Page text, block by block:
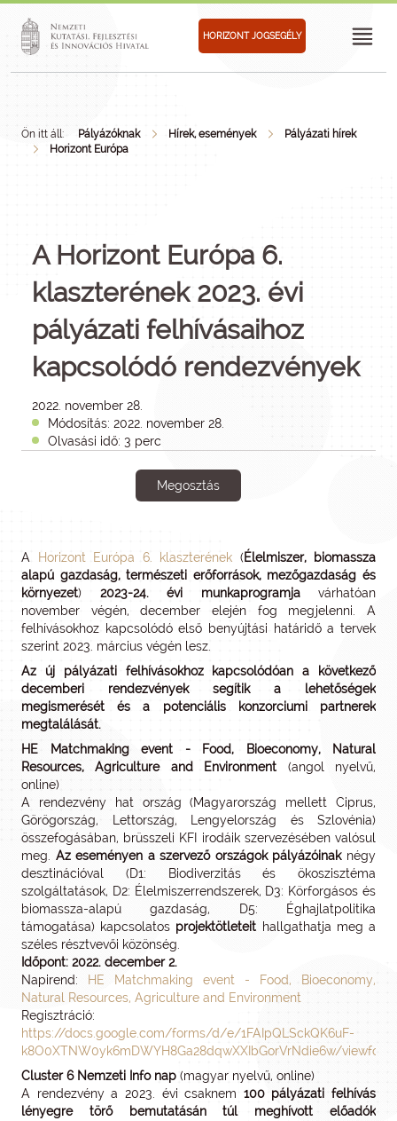
HORIZONT JOGSEGÉLY
Ön itt áll: Pályázóknak Hírek, események
Pályázati hírek
Horizont Európa
A Horizont Európa 6.
klaszterének 2023. évi
pályázati felhívásaihoz
kapcsolódó rendezvények
2022. november 28.
Módosítás: 2022. november 28.
Olvasási idő: 3 perc
Megosztás
A Horizont Európa 6. klaszterének (Élelmiszer, biomassza
alapú gazdaság, természeti erőforrások, mezőgazdaság és
környezet) 2023-24. évi munkaprogramjavárhatóan
november végén, december elején fog megjelenni. A
felhívásokhoz kapcsolódó első benyújtási határidő a tervek
szerint 2023. március végén lesz.
Az új pályázati felhívásokhoz kapcsolódóan a következő
decemberi rendezvények segítik a lehetőségek
megismerését és a potenciális konzorciumi partnerek
megtalálását.
HE Matchmaking event - Food, Bioeconomy, Natural
Resources, Agriculture and Environment (angol nyelvű,
online)
A rendezvény hat ország (Magyarország mellett Ciprus,
Görögország, Lettország, Lengyelország és Szlovénia)
összefogásában, brüsszeli KFI irodáik szervezésében valósul
meg. Az eseményen a szervező országok pályázóinaknégy
desztinációval (D1: Biodiverzitás és ökoszisztéma
szolgáltatások, D2: Élelmiszerrendszerek, D3: Körforgásos és
biomassza-alapú gazdaság, D5: Éghajlatpolitika
támogatása) kapcsolatos projektötleteit hallgathatja meg a
széles résztvevői közönség.
Időpont: 2022. december 2.
Napirend:
HE Matchmaking event - Food, Bioeconomy,
Natural Resources, Agriculture and Environment
Regisztráció:
https://docs.google.com/forms/d/e/1FAIpQLSckQK6uF-
k8O0XTNW0yk6mDWYH8Ga28dqwXXIbGorVrNdie6w/viewform
Cluster 6 Nemzeti Info nap (magyar nyelvű, online)
A rendezvény a 2023. évi csaknem 100 pályázati felhívás
lényegre törő bemutatásán túl meghívott előadók